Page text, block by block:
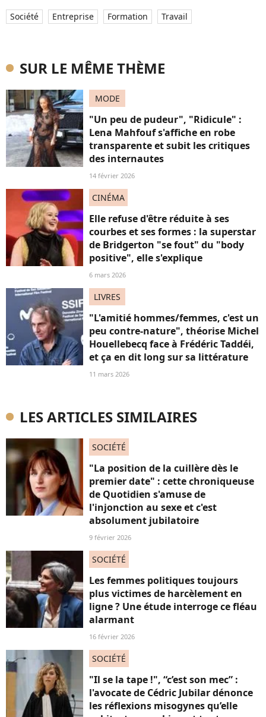
Société Entreprise Formation Travail
SUR LE MÊME THÈME
MODE
"Un peu de pudeur", "Ridicule" :
Lena Mahfouf s'affiche en robe
transparente et subit les critiques
des internautes
14 février 2026
CINÉMA
Elle refuse d'être réduite à ses
courbes et ses formes : la superstar
de Bridgerton "se fout" du "body
positive", elle s'explique
6 mars 2026
LIVRES
"L'amitié hommes/femmes, c'est un
peu contre-nature", théorise Michel
Houellebecq face à Frédéric Taddéi,
et ça en dit long sur sa littérature
11 mars 2026
LES ARTICLES SIMILAIRES
SOCIÉTÉ
"La position de la cuillère dès le
premier date" : cette chroniqueuse
de Quotidien s'amuse de
l'injonction au sexe et c'est
absolument jubilatoire
9 février 2026
SOCIÉTÉ
Les femmes politiques toujours
plus victimes de harcèlement en
ligne ? Une étude interroge ce fléau
alarmant
16 février 2026
SOCIÉTÉ
"Il se la tape !", “c’est son mec” :
l'avocate de Cédric Jubilar dénonce
les réflexions misogynes qu’elle